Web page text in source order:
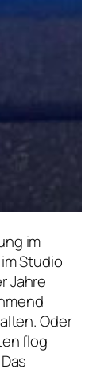
im
Studio
Jahre
Oder
flog